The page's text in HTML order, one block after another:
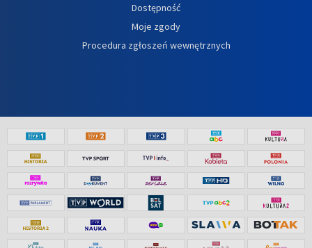
Dostępność
Moje zgody
Procedura zgłoszeń wewnętrznych